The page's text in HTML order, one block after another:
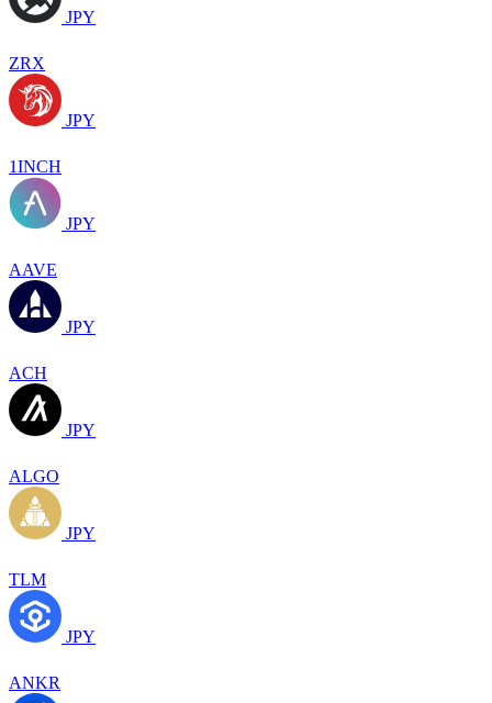
JPY
ZRX
JPY
1INCH
JPY
AAVE
JPY
ACH
JPY
ALGO
JPY
TLM
JPY
ANKR